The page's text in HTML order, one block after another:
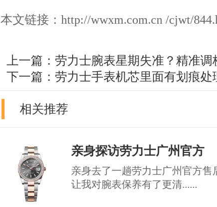
本文链接：http://wwxm.com.cn /cjwt/
上一篇： 劳力士腕表星期失准？精准调
下一篇： 劳力士手表机芯里面有划痕处
相关推荐
亲身探访劳力士广州官方
亲身去了一趟劳力士广州官方售
让我对腕表保养有了更清......